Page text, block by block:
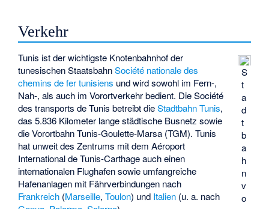
Verkehr
S
t
a
d
t
b
a
h
n
v
o
Tunis ist der wichtigste Knotenbahnhof der
tunesischen StaatsbahnSociété nationale des
chemins de fer tunisiens und wird sowohl im Fern-,
Nah-, als auch im Vorortverkehr bedient. DieSociété
des transports de Tunis betreibt dieStadtbahn Tunis,
das 5.836 Kilometer lange städtische Busnetz sowie
die VorortbahnTunis-Goulette-Marsa (TGM). Tunis
hat unweit des Zentrums mit demAéroport
International de Tunis-Carthageauch einen
internationalen Flughafen sowie umfangreiche
Hafenanlagen mit Fährverbindungen nach
Frankreich (Marseille,Toulon) und Italien (u. a. nach